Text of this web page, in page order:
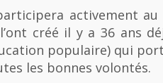
activement
créé il y a 36 ans
populaire) qui
les bonnes volontés.